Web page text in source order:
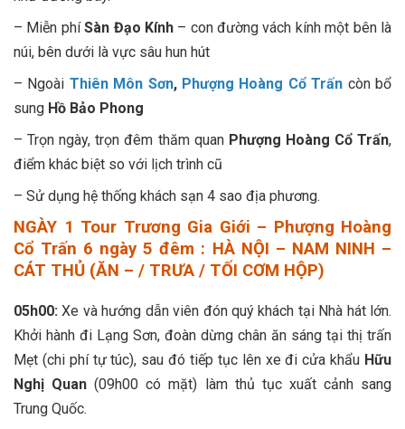
– Miễn phíSàn Đạo Kính– con đường vách kính một bên là
núi, bên dưới là vực sâu hun hút
– Ngoài Thiên Môn Sơn, Phượng Hoàng Cổ Trấn còn bổ
sung Hồ Bảo Phong
– Trọn ngày, trọn đêm thăm quan Phượng Hoàng Cổ Trấn,
điểm khác biệt so với lịch trình cũ
– Sử dụng hệ thống khách sạn 4 sao địa phương.
NGÀY 1 Tour Trương Gia Giới – Phượng Hoàng
Cổ Trấn 6 ngày 5 đêm : HÀ NỘI – NAM NINH –
CÁT THỦ (ĂN – / TRƯA / TỐI CƠM HỘP)
05h00: Xe và hướng dẫn viên đón quý khách tại Nhà hát lớn.
Khởi hành đi Lạng Sơn, đoàn dừng chân ăn sáng tại thị trấn
Mẹt (chi phí tự túc), sau đó tiếp tục lên xe đi cửa khẩu Hữu
Nghị Quan (09h00 có mặt) làm thủ tục xuất cảnh sang
Trung Quốc.